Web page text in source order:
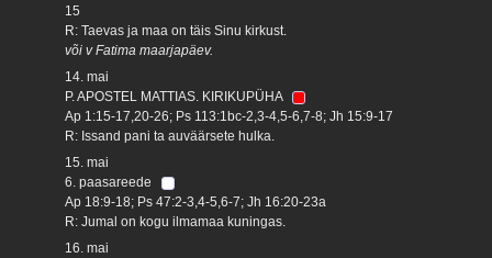
15
R: Taevas ja maa on täis Sinu kirkust.
või v Fatima maarjapäev.
14. mai
P. APOSTEL MATTIAS. KIRIKUPÜHA
Ap 1:15-17,20-26; Ps 113:1bc-2,3-4,5-6,7-8; Jh 15:9-17
R: Issand pani ta auväärsete hulka.
15. mai
6. paasareede
Ap 18:9-18; Ps 47:2-3,4-5,6-7; Jh 16:20-23a
R: Jumal on kogu ilmamaa kuningas.
16. mai